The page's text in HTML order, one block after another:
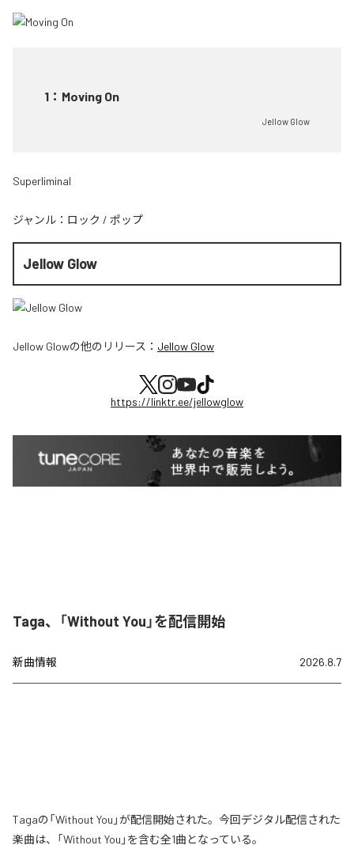
1 ： Moving On
Jellow Glow
Superliminal
ジャンル： ロック / ポップ
Jellow Glow
Jellow Glowの他のリリース： Jellow Glow
https://linktr.ee/jellowglow
Taga、「Without You」を配信開始
新曲情報 2026.8.7
Tagaの「Without You」が配信開始された。今回デジタル配信された
楽曲は、「Without You」を含む全1曲となっている。